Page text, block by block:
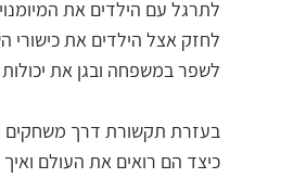
לתרגל עם הילדים את
לחזק אצל הילדים את כישורי
לשפר במשפחה ובגן את
בעזרת תקשורת דרך משחקים
כיצד הם רואים את העולם ואיך